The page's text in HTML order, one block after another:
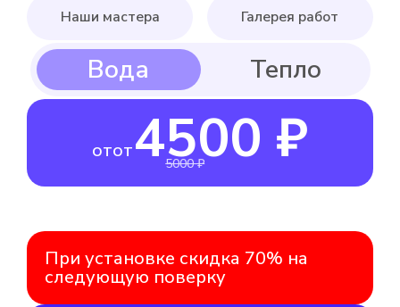
отот4500 ₽
5000 ₽
При установке скидка 70% на
следующую поверку
Наши мастера Галерея работ